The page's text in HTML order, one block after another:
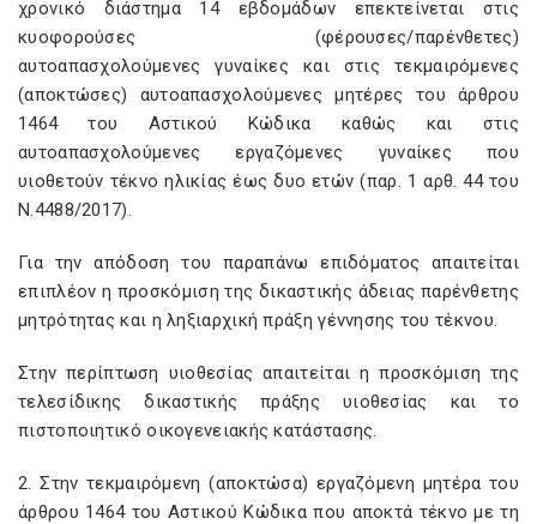
χρονικό διάστημα 14 εβδομάδων επεκτείνεται στις
κυοφορούσες (φέρουσες/παρένθετες)
αυτοαπασχολούμενες γυναίκες και στις τεκμαιρόμενες
(αποκτώσες) αυτοαπασχολούμενες μητέρες του άρθρου
1464 του Αστικού Κώδικα καθώς και στις
αυτοαπασχολούμενες εργαζόμενες γυναίκες που
υιοθετούν τέκνο ηλικίας έως δυο ετών (παρ. 1 αρθ. 44 του
Ν.4488/2017).
Για την απόδοση του παραπάνω επιδόματος απαιτείται
επιπλέον η προσκόμιση της δικαστικής άδειας παρένθετης
μητρότητας και η ληξιαρχική πράξη γέννησης του τέκνου.
Στην περίπτωση υιοθεσίας απαιτείται η προσκόμιση της
τελεσίδικης δικαστικής πράξης υιοθεσίας και το
πιστοποιητικό οικογενειακής κατάστασης.
2. Στην τεκμαιρόμενη (αποκτώσα) εργαζόμενη μητέρα του
άρθρου 1464 του Αστικού Κώδικα που αποκτά τέκνο με τη